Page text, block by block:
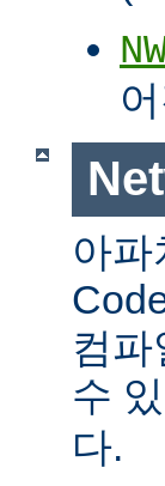
아
컴
수
다.